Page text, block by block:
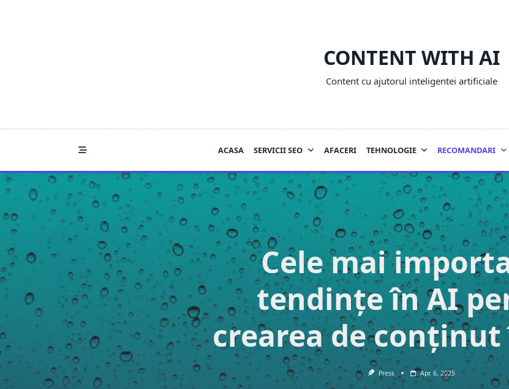
CONTENT WITH AI
Content cu ajutorul inteligentei artificiale
ACASA SERVICII SEO AFACERI TEHNOLOGIE RECOMANDARI
Cele mai
tendințe în AI
crearea de conținut
Press Apr. 6, 2025